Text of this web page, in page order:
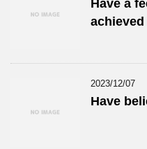
Have a
achieved
2023/12/07
Have